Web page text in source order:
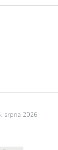
srpna 2026